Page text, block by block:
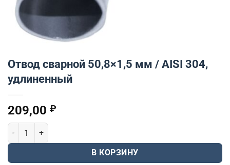
Отвод сварной 50,8×1,5 мм / AISI 304,
удлиненный
209,00 ₽
Количество товара Отвод сварной 50,8x1,5 мм / AISI 304,
В КОРЗИНУ